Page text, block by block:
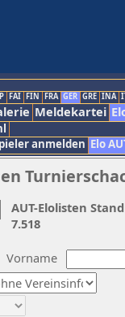
FAI FIN FRA GER GRE INA
Meldekartei
anmelden Elo
Vorname
AUT-Elolisten
7.518